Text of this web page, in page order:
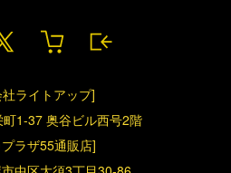
ライトアップ]
1-37 奥谷ビル西号2階
ラザ55通販店]